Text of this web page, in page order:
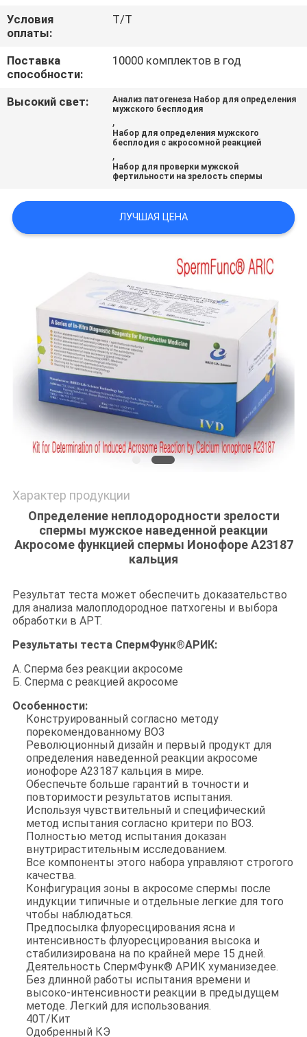
БЛОГ
СПРОСИТЕ
ЦИТАТУ
PRIVACY
POLICY
Условия
оплаты:
Т/Т
Поставка
способности:
10000 комплектов в год
Высокий свет:
Анализ патогенеза Набор для определения
мужского бесплодия
,
Набор для определения мужского
бесплодия с акросомной реакцией
,
Набор для проверки мужской
фертильности на зрелость спермы
ЛУЧШАЯ ЦЕНА
Характер продукции
Определение неплодородности зрелости
спермы мужское наведенной реакции
Акросоме функцией спермы Ионофоре А23187
кальция
Результат теста может обеспечить доказательство
для анализа малоплодородное патхогены и выбора
обработки в АРТ.
Результаты теста СпермФунк®АРИК:
А. Сперма без реакции акросоме
Б. Сперма с реакцией акросоме
Особенности:
Конструированный согласно методу
порекомендованному ВОЗ
Революционный дизайн и первый продукт для
определения наведенной реакции акросоме
ионофоре А23187 кальция в мире.
Обеспечьте больше гарантий в точности и
повторимости результатов испытания.
Используя чувствительный и специфический
метод испытания согласно критери по ВОЗ.
Полностью метод испытания доказан
внутрирастительным исследованием.
Все компоненты этого набора управляют строгого
качества.
Конфигурация зоны в акросоме спермы после
индукции типичные и отдельные легкие для того
чтобы наблюдаться.
Предпосылка флуоресцирования ясна и
интенсивность флуоресцирования высока и
стабилизирована на по крайней мере 15 дней.
Деятельность СпермФунк® АРИК хуманизедее.
Без длинной работы испытания времени и
высоко-интенсивности реакции в предыдущем
методе. Легкий для использования.
40Т/Кит
Одобренный КЭ